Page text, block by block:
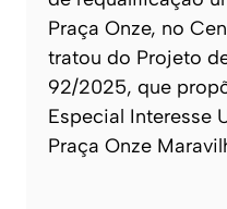
Praça Onze, no
tratou do Projeto
92/2025, que
Especial Interesse
Praça Onze